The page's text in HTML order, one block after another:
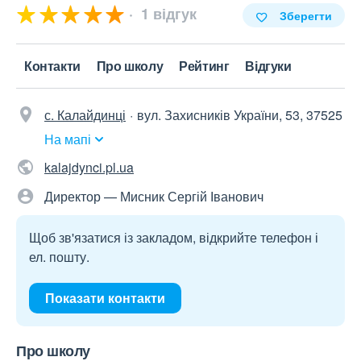
1 відгук Зберегти
Контакти Про школу Рейтинг Відгуки
с. Калайдинці
вул. Захисників України, 53, 37525
На мапі
kalajdynci.pl.ua
Директор — Мисник Сергій Іванович
Щоб зв'язатися із закладом, відкрийте телефон і
ел. пошту.
Показати контакти
Про школу